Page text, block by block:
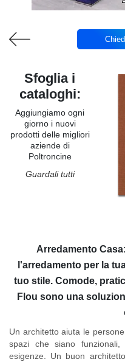
Arredamento
l'arredamento per la
tuo stile. Comode,
Flou sono una
Un architetto aiuta le
spazi che siano
esigenze. Un buon
Sfoglia i
cataloghi:
Aggiungiamo ogni
giorno i nuovi
prodotti delle migliori
aziende di
Poltroncine
Guardali tutti